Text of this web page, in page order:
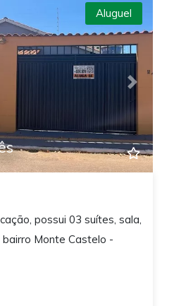
Next
Aluguel
possui 03 suítes, sala,
Monte Castelo -